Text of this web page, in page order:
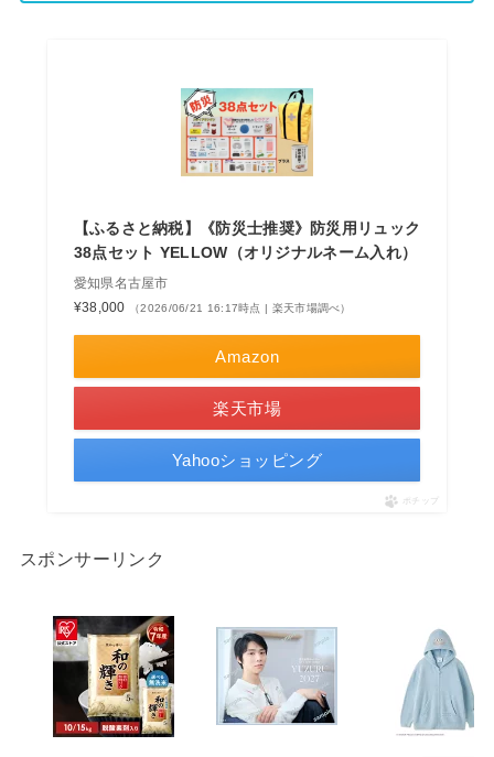
【ふるさと納税】《防災士推奨》防災用リュック
38点セット YELLOW（オリジナルネーム入れ）
愛知県名古屋市
¥38,000
（2026/06/21 16:17時点 | 楽天市場調べ）
Amazon
楽天市場
Yahooショッピング
ポチップ
スポンサーリンク